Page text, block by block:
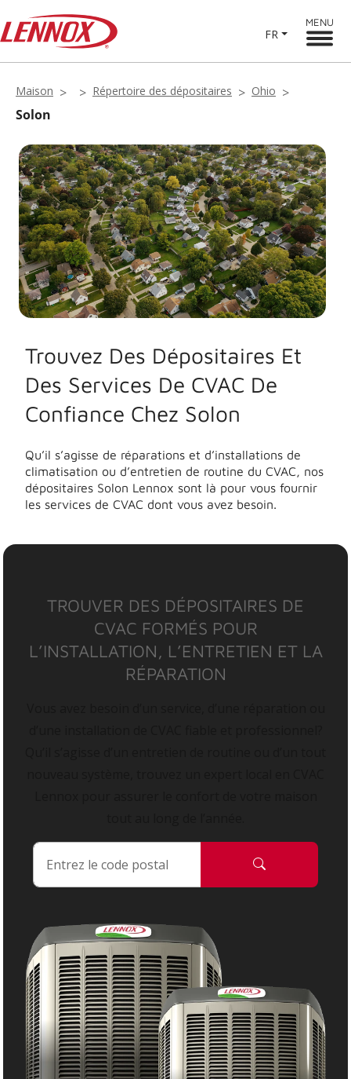
FR
MENU
Maison Répertoire des dépositaires Ohio
Solon
Trouvez Des Dépositaires Et
Des Services De CVAC De
Confiance Chez Solon
Qu’il s’agisse de réparations et d’installations de
climatisation ou d’entretien de routine du CVAC, nos
dépositaires Solon Lennox sont là pour vous fournir
les services de CVAC dont vous avez besoin.
TROUVER DES DÉPOSITAIRES DE
CVAC FORMÉS POUR
L’INSTALLATION, L’ENTRETIEN ET LA
RÉPARATION